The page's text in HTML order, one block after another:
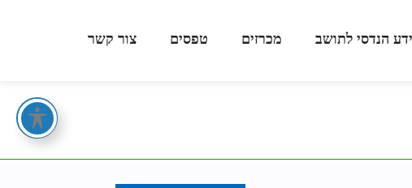
הנדסי לתושב מכרזים טפסים צור קשר